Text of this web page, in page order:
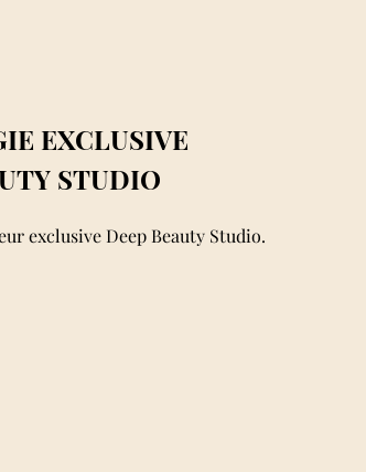
EXCLUSIVE
STUDIO
exclusive Deep Beauty Studio.